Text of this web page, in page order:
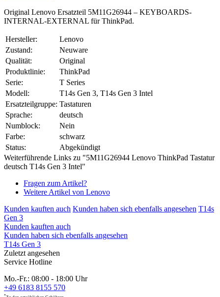
Original Lenovo Ersatzteil 5M11G26944 – KEYBOARDS-
INTERNAL-EXTERNAL für ThinkPad.
Hersteller:
Lenovo
Zustand:
Neuware
Qualität:
Original
Produktlinie:
ThinkPad
Serie:
T Series
Modell:
T14s Gen 3, T14s Gen 3 Intel
Ersatzteilgruppe: Tastaturen
Sprache:
deutsch
Numblock:
Nein
Farbe:
schwarz
Status:
Abgekündigt
Weiterführende Links zu "5M11G26944 Lenovo ThinkPad Tastatur
deutsch T14s Gen 3 Intel"
Fragen zum Artikel?
Weitere Artikel von Lenovo
Kunden kauften auch Kunden haben sich ebenfalls angesehen T14s
Gen 3
Kunden kauften auch
Kunden haben sich ebenfalls angesehen
T14s Gen 3
Zuletzt angesehen
Service Hotline
Mo.-Fr.: 08:00 - 18:00 Uhr
+49 6183 8155 570
*